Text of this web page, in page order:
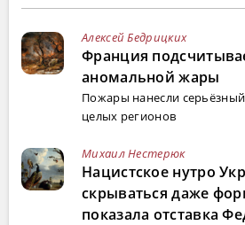
Алексей Бедрицких
Франция
аномальной жары
Пожары нанесли
целых регионов
Михаил Нестерюк
Нацистское нутро
скрываться даже
показала отставка